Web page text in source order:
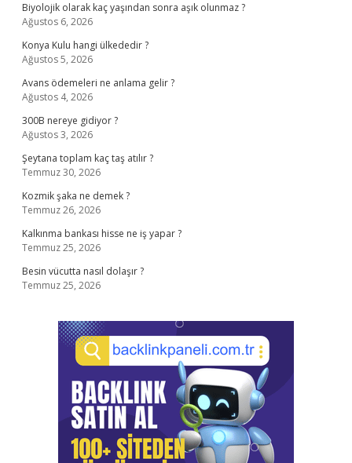
Biyolojik olarak kaç yaşından sonra aşık olunmaz ?
Ağustos 6, 2026
Konya Kulu hangi ülkededir ?
Ağustos 5, 2026
Avans ödemeleri ne anlama gelir ?
Ağustos 4, 2026
300B nereye gidiyor ?
Ağustos 3, 2026
Şeytana toplam kaç taş atılır ?
Temmuz 30, 2026
Kozmik şaka ne demek ?
Temmuz 26, 2026
Kalkınma bankası hisse ne iş yapar ?
Temmuz 25, 2026
Besin vücutta nasıl dolaşır ?
Temmuz 25, 2026